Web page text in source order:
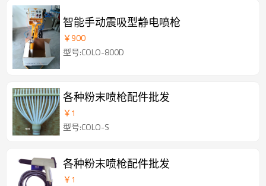
智能手动震吸型静电喷枪
￥900
型号:COLO-800D
各种粉末喷枪配件批发
￥1
型号:COLO-S
各种粉末喷枪配件批发
￥1